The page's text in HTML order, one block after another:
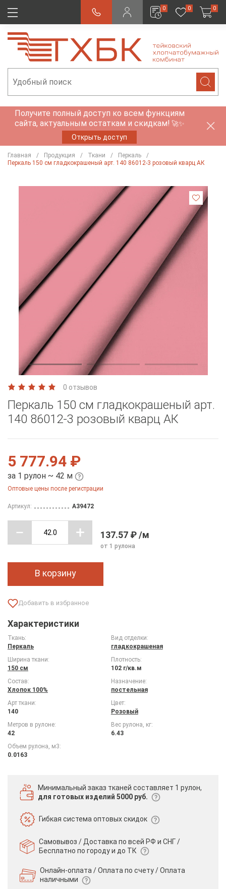
0 0 0
Получите полный доступ ко всем функциям
сайта, актуальным остаткам и скидкам! 🚀✨
Открыть доступ
Главная Продукция Ткани
Перкаль
Перкаль 150 см гладкокрашеный арт. 140 86012-3 розовый кварц АК
0 отзывов
Перкаль 150 см гладкокрашеный арт.
140 86012-3 розовый кварц АК
5 777.94 ₽
за 1 рулон ~ 42 м
Оптовые цены после регистрации
Артикул: A39472
137.57 ₽ /м
от 1 рулона
В корзину
Характеристики
Ткань:
Перкаль
Вид отделки:
гладкокрашеная
Ширина ткани:
150 см
Плотность:
102 г/кв.м
Состав:
Хлопок 100%
Назначение:
постельная
Арт ткани:
140
Цвет:
Розовый
Метров в рулоне:
42
Вес рулона, кг:
6.43
Объем рулона, м3:
0.0163
Минимальный заказ тканей составляет 1 рулон,
для готовых изделий 5000 руб.
Гибкая системаоптовых скидок
Самовывоз / Доставка по всей РФ и СНГ /
Бесплатно по городу и до ТК
Онлайн-оплата / Оплата по счету /Оплата
наличными